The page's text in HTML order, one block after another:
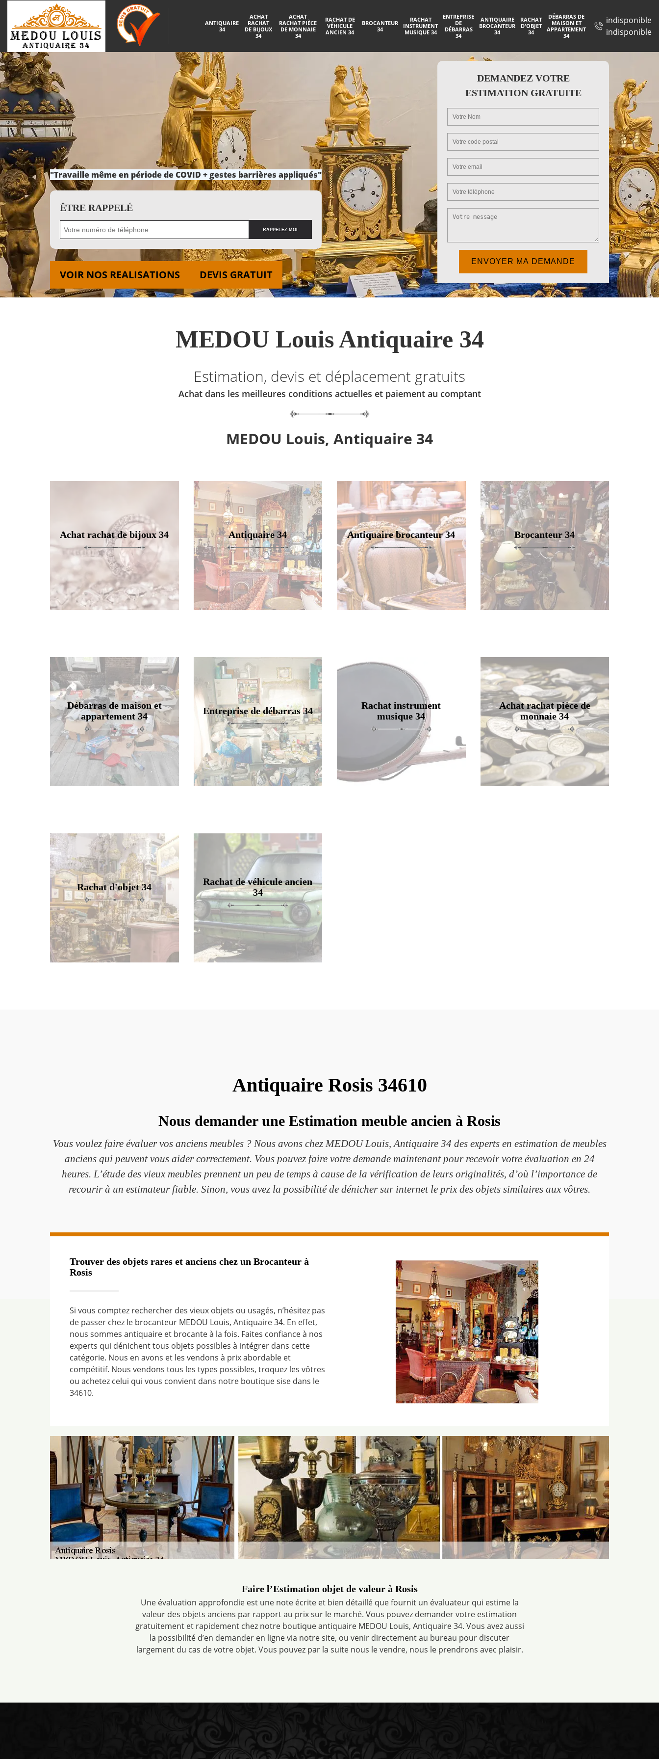
ANTIQUAIRE
34
ACHAT
RACHAT
DE BIJOUX
34
ACHAT
RACHAT PIÈCE
DE MONNAIE
34
RACHAT DE
VÉHICULE
ANCIEN 34
BROCANTEUR
34
RACHAT
INSTRUMENT
MUSIQUE 34
ENTREPRISE
DE
DÉBARRAS
34
ANTIQUAIRE
BROCANTEUR
34
RACHAT
D'OBJET
34
DÉBARRAS DE
MAISON ET
APPARTEMENT
34
indisponible
indisponible
"Travaille même en période de COVID + gestes barrières appliqués"
ÊTRE RAPPELÉ
VOIR NOS REALISATIONS DEVIS GRATUIT
DEMANDEZ VOTRE
ESTIMATION GRATUITE
MEDOU Louis Antiquaire 34
Estimation, devis et déplacement gratuits
Achat dans les meilleures conditions actuelles et paiement au comptant
MEDOU Louis, Antiquaire 34
Achat rachat de bijoux 34 Antiquaire 34 Antiquaire brocanteur 34 Brocanteur 34
Débarras de maison et
appartement 34
Entreprise de débarras 34
Rachat instrument
musique 34
Achat rachat pièce de
monnaie 34
Rachat d'objet 34
Rachat de véhicule ancien
34
Antiquaire Rosis 34610
Nous demander une Estimation meuble ancien à Rosis
Vous voulez faire évaluer vos anciens meubles ? Nous avons chez MEDOU Louis, Antiquaire 34 des experts en estimation de meubles
anciens qui peuvent vous aider correctement. Vous pouvez faire votre demande maintenant pour recevoir votre évaluation en 24
heures. L’étude des vieux meubles prennent un peu de temps à cause de la vérification de leurs originalités, d’où l’importance de
recourir à un estimateur fiable. Sinon, vous avez la possibilité de dénicher sur internet le prix des objets similaires aux vôtres.
Trouver des objets rares et anciens chez un Brocanteur à
Rosis
Si vous comptez rechercher des vieux objets ou usagés, n’hésitez pas
de passer chez le brocanteur MEDOU Louis, Antiquaire 34. En effet,
nous sommes antiquaire et brocante à la fois. Faites confiance à nos
experts qui dénichent tous objets possibles à intégrer dans cette
catégorie. Nous en avons et les vendons à prix abordable et
compétitif. Nous vendons tous les types possibles, troquez les vôtres
ou achetez celui qui vous convient dans notre boutique sise dans le
34610.
Faire l’Estimation objet de valeur à Rosis
Une évaluation approfondie est une note écrite et bien détaillé que fournit un évaluateur qui estime la
valeur des objets anciens par rapport au prix sur le marché. Vous pouvez demander votre estimation
gratuitement et rapidement chez notre boutique antiquaire MEDOU Louis, Antiquaire 34. Vous avez aussi
la possibilité d’en demander en ligne via notre site, ou venir directement au bureau pour discuter
largement du cas de votre objet. Vous pouvez par la suite nous le vendre, nous le prendrons avec plaisir.